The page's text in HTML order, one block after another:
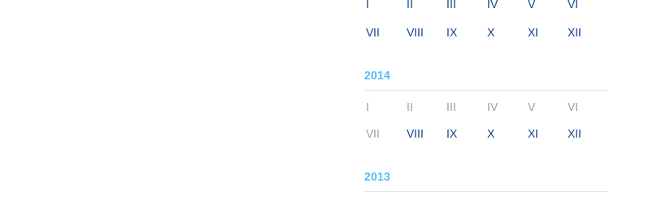
I II III IV V VI
VII VIII IX X XI XII
2014
I II III IV V VI
VII VIII IX X XI XII
2013